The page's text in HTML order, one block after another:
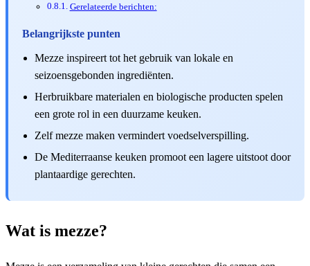
Gerelateerde berichten:
Belangrijkste punten
Mezze inspireert tot het gebruik van lokale en
seizoensgebonden ingrediënten.
Herbruikbare materialen en biologische producten spelen
een grote rol in een duurzame keuken.
Zelf mezze maken vermindert voedselverspilling.
De Mediterraanse keuken promoot een lagere uitstoot door
plantaardige gerechten.
Wat is mezze?